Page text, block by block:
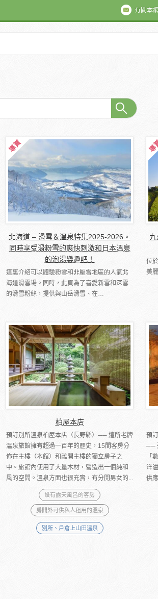
有關本
北海道 – 滑雪＆溫泉特集2025-2026。
同時享受滑粉雪的爽快刺激和日本溫泉
的泡湯樂趣吧！
這裏介紹可以體驗粉雪和非壓雪地區的人氣北
海道滑雪場。同時，此頁為了喜愛新雪和深雪
的滑雪粉絲，提供與山岳滑雪、在…
位
美
柏屋本店
預訂別所溫泉柏屋本店（長野縣）── 這所老牌
溫泉旅館擁有超過一百年的歷史，15間客房分
佈在主樓（本館）和離開主樓的獨立房子之
中。旅館內使用了大量木材，營造出一個純和
風的空間。溫泉方面也很充實，有分開男女的...
設有露天風呂的客房
房間外可供私人租用的溫泉
別所、戶倉上山田溫泉
預
──
「
洋
供